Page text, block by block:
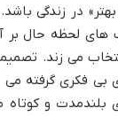
در زندگی
های لحظه حال بر
می زند.
بی فکری گرفته
بلندمدت و